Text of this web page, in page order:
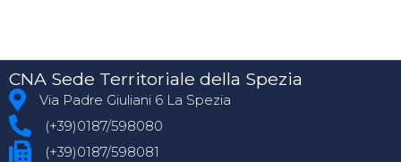
CNA Sede Territoriale della Spezia
Via Padre Giuliani 6 La Spezia
(+39)0187/598080
(+39)0187/598081